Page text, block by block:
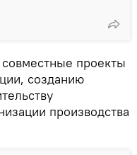
проекты
созданию
производства